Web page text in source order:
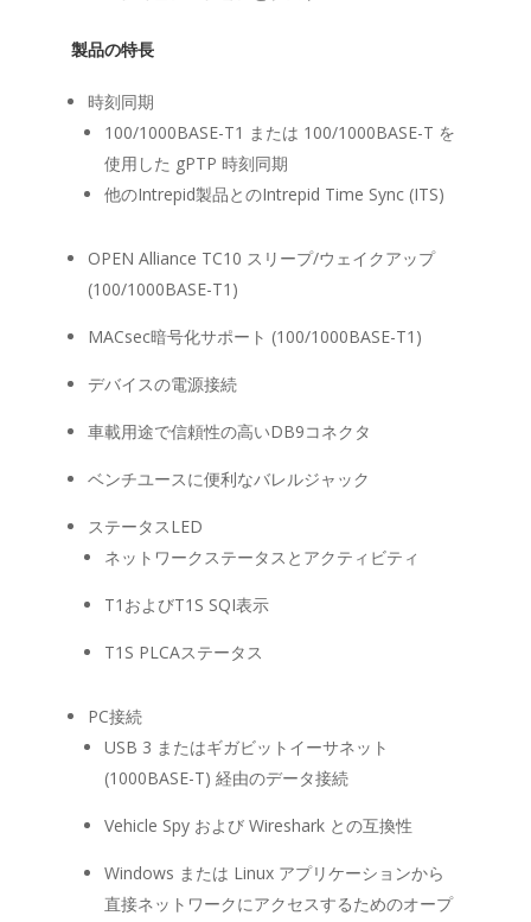
製品の特長
時刻同期
100/1000BASE-T1 または 100/1000BASE-T を
使用した gPTP 時刻同期
他のIntrepid製品とのIntrepid Time Sync (ITS)
OPEN Alliance TC10 スリープ/ウェイクアップ
(100/1000BASE-T1)
MACsec暗号化サポート (100/1000BASE-T1)
デバイスの電源接続
車載用途で信頼性の高いDB9コネクタ
ベンチユースに便利なバレルジャック
ステータスLED
ネットワークステータスとアクティビティ
T1およびT1S SQI表示
T1S PLCAステータス
PC接続
USB 3 またはギガビットイーサネット
(1000BASE-T) 経由のデータ接続
Vehicle Spy および Wireshark との互換性
Windows または Linux アプリケーションから
直接ネットワークにアクセスするためのオープ